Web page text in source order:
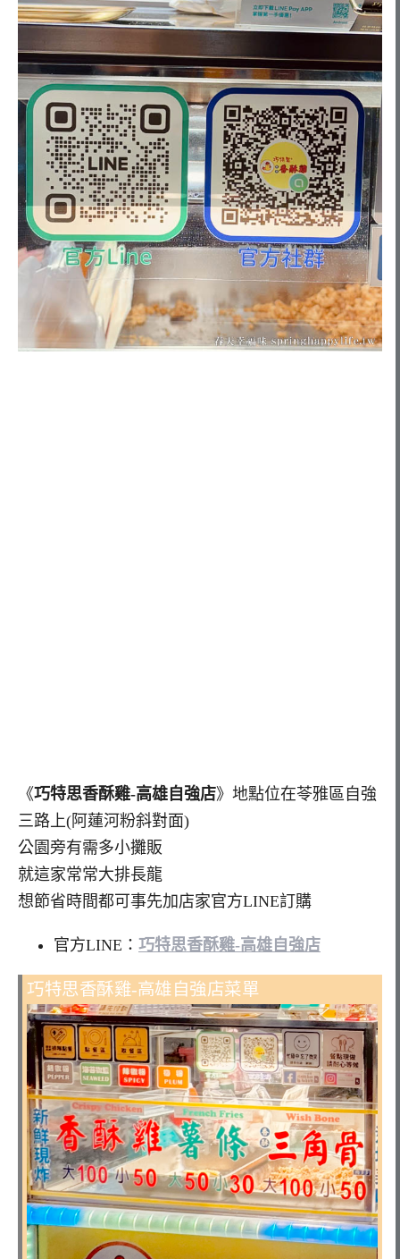
《巧特思香酥雞-高雄自強店》地點位在苓雅區自強
三路上(阿蓮河粉斜對面)
公園旁有需多小攤販
就這家常常大排長龍
想節省時間都可事先加店家官方LINE訂購
官方LINE： 巧特思香酥雞-高雄自強店
巧特思香酥雞-高雄自強店菜單